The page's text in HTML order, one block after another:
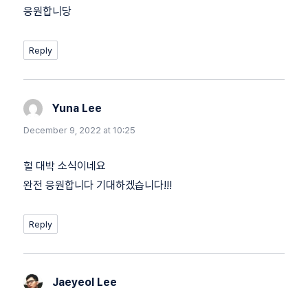
응원합니당
Reply
Yuna Lee
December 9, 2022 at 10:25
헐 대박 소식이네요
완전 응원합니다 기대하겠습니다!!!
Reply
Jaeyeol Lee